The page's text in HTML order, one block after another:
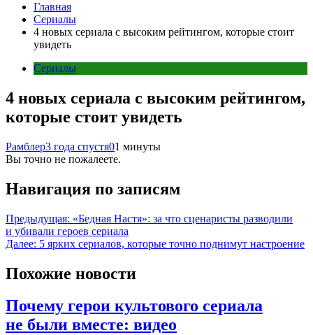
Главная
Сериалы
4 новых сериала с высоким рейтингом, которые стоит
увидеть
Сериалы
4 новых сериала с высоким рейтингом,
которые стоит увидеть
Рамблер3 года спустя01 минуты
Вы точно не пожалеете.
Навигация по записям
Предыдущая: «Бедная Настя»: за что сценаристы разводили
и убивали героев сериала
Далее: 5 ярких сериалов, которые точно поднимут настроение
Похожие новости
Почему герои культового сериала
не были вместе: видео